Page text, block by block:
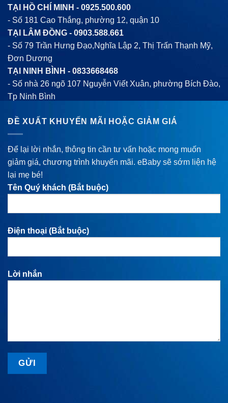
TẠI HỒ CHÍ MINH - 0925.500.600
- Số 181 Cao Thắng, phường 12, quận 10
TẠI LÂM ĐỒNG - 0903.588.661
- Số 79 Trần Hưng Đạo,Nghĩa Lập 2, Thị Trấn Thạnh Mỹ,
Đơn Dương
TẠI NINH BÌNH - 0833668468
- Số nhà 26 ngõ 107 Nguyễn Viết Xuân, phường Bích Đào,
Tp Ninh Bình
ĐỀ XUẤT KHUYẾN MÃI HOẶC GIẢM GIÁ
Để lại lời nhắn, thông tin cần tư vấn hoặc mong muốn
giảm giá, chương trình khuyến mãi. eBaby sẽ sớm liện hệ
lại mẹ bé!
Tên Quý khách (Bắt buộc)
Điện thoại (Bắt buộc)
Lời nhắn